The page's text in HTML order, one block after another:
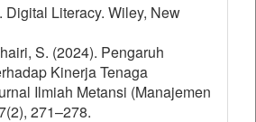
Digital Literacy. Wiley, New
S. (2024). Pengaruh
Kinerja Tenaga
Ilmiah Metansi (Manajemen
271–278.